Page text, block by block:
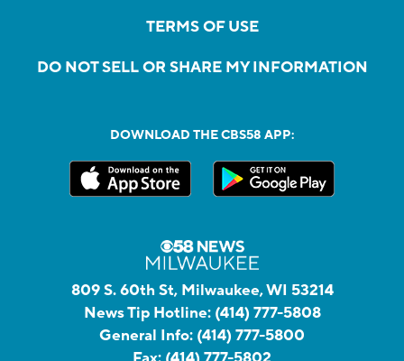
TERMS OF USE
DO NOT SELL OR SHARE MY INFORMATION
DOWNLOAD THE CBS58 APP:
809 S. 60th St, Milwaukee, WI 53214
News Tip Hotline: (414) 777-5808
General Info: (414) 777-5800